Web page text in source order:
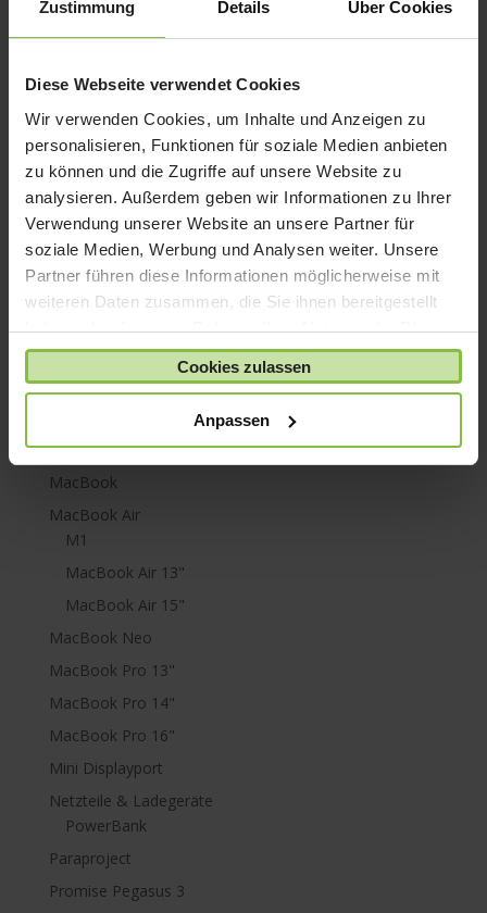
Zustimmung Details Über Cookies
Diese Webseite verwendet Cookies
Wir verwenden Cookies, um Inhalte und Anzeigen zu
personalisieren, Funktionen für soziale Medien anbieten
zu können und die Zugriffe auf unsere Website zu
analysieren. Außerdem geben wir Informationen zu Ihrer
Verwendung unserer Website an unsere Partner für
soziale Medien, Werbung und Analysen weiter. Unsere
Partner führen diese Informationen möglicherweise mit
weiteren Daten zusammen, die Sie ihnen bereitgestellt
haben oder die sie im Rahmen Ihrer Nutzung der Dienste
gesammelt haben.
Cookies zulassen
Anpassen
iPhone SE
iPhone X
iPod nano
iPod shuffle
iPod touch
Kabel & Adapter
Kopfhörer
Lightning
Mac mini
Mac Studio
MacBook
MacBook Air
M1
MacBook Air 13"
MacBook Air 15"
MacBook Neo
MacBook Pro 13"
MacBook Pro 14"
MacBook Pro 16"
Mini Displayport
Netzteile & Ladegeräte
PowerBank
Paraproject
Promise Pegasus 3